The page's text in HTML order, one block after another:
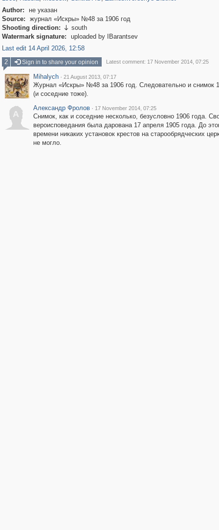
Author:
не указан
Source:
журнал «Искры» №48 за 1906 год
Shooting direction:  south
Watermark signature:
uploaded by IBarantsev
Last edit 14 April 2026, 12:58
2
Sign in to share your opinion Latest comment: 17 November 2014, 07:25
Mihalych · 21 August 2013, 07:17
Журнал «Искры» №48 за 1906 год. Следовательно и снимок
(и соседние тоже).
А
Александр Фролов · 17 November 2014, 07:25
Снимок, как и соседние несколько, безусловно 1906 года.
вероисповедания была дарована 17 апреля 1905 года. До
времени никаких установок крестов на старообрядческих
не могло.